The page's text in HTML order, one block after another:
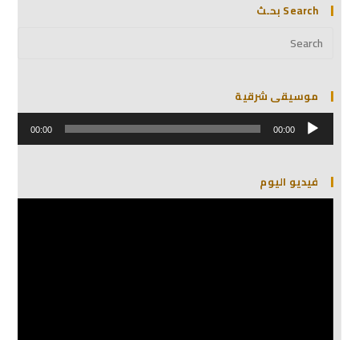
Search بحـث
موسيقى شرقية
مشغل
الصوت 00:00
00:00
فيديو اليوم
مشغل